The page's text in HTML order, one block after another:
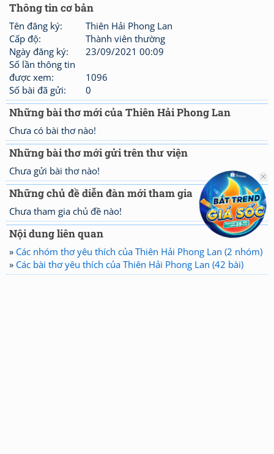
Thông tin cơ bản
Tên đăng ký:
Thiên Hải Phong Lan
Cấp độ:
Thành viên thường
Ngày đăng ký:
23/09/2021 00:09
Số lần thông tin
được xem:
1096
Số bài đã gửi:
0
Những bài thơ mới của Thiên Hải Phong Lan
Chưa có bài thơ nào!
Những bài thơ mới gửi trên thư viện
Chưa gửi bài thơ nào!
Những chủ đề diễn đàn mới tham gia
Chưa tham gia chủ đề nào!
Nội dung liên quan
» Các nhóm thơ yêu thích của Thiên Hải Phong Lan (2 nhóm)
» Các bài thơ yêu thích của Thiên Hải Phong Lan (42 bài)